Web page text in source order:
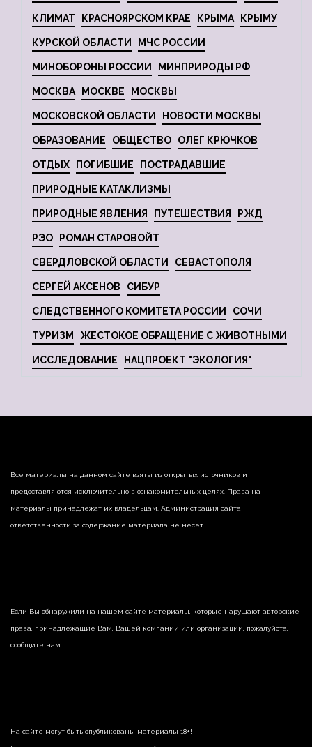
КЛИМАТ КРАСНОЯРСКОМ КРАЕ КРЫМА КРЫМУ
КУРСКОЙ ОБЛАСТИ МЧС РОССИИ
МИНОБОРОНЫ РОССИИ МИНПРИРОДЫ РФ
МОСКВА МОСКВЕ МОСКВЫ
МОСКОВСКОЙ ОБЛАСТИ НОВОСТИ МОСКВЫ
ОБРАЗОВАНИЕ ОБЩЕСТВО ОЛЕГ КРЮЧКОВ
ОТДЫХ ПОГИБШИЕ ПОСТРАДАВШИЕ
ПРИРОДНЫЕ КАТАКЛИЗМЫ
ПРИРОДНЫЕ ЯВЛЕНИЯ ПУТЕШЕСТВИЯ РЖД
РЭО РОМАН СТАРОВОЙТ
СВЕРДЛОВСКОЙ ОБЛАСТИ СЕВАСТОПОЛЯ
СЕРГЕЙ АКСЕНОВ СИБУР
СЛЕДСТВЕННОГО КОМИТЕТА РОССИИ СОЧИ
ТУРИЗМ ЖЕСТОКОЕ ОБРАЩЕНИЕ С ЖИВОТНЫМИ
ИССЛЕДОВАНИЕ НАЦПРОЕКТ "ЭКОЛОГИЯ"
Все материалы на данном сайте взяты из открытых источников и
предоставляются исключительно в ознакомительных целях. Права на
материалы принадлежат их владельцам. Администрация сайта
ответственности за содержание материала не несет.
Если Вы обнаружили на нашем сайте материалы, которые нарушают авторские
права, принадлежащие Вам, Вашей компании или организации, пожалуйста,
сообщите нам.
На сайте могут быть опубликованы материалы 18+!